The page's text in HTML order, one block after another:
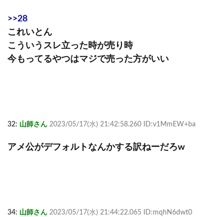
>>28
これいとん
こういうスレ立った時が売り時
今もってるやつはマジで売った方がいい
32: 山師さん 2023/05/17(水) 21:42:58.260 ID:v1MmEW+ba
アメ公がデフォルトなんかする訳ねーだろw
34: 山師さん 2023/05/17(水) 21:44:22.065 ID:mqhN6dwt0